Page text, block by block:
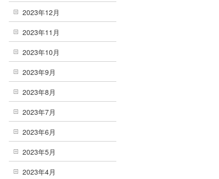
2023年12月
2023年11月
2023年10月
2023年9月
2023年8月
2023年7月
2023年6月
2023年5月
2023年4月